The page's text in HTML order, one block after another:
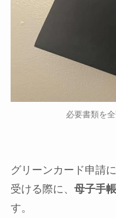
必要書類を
グリーンカード申請
受ける際に、 母子手
す。